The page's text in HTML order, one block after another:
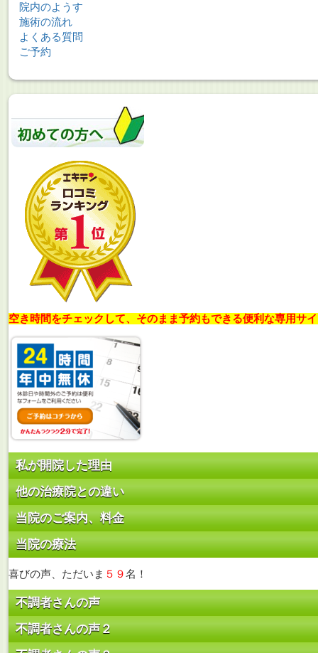
院内のようす
施術の流れ
よくある質問
ご予約
空き時間をチェックして、そのまま予約もできる便利な専用サ
私が開院した理由
他の治療院との違い
当院のご案内、料金
当院の療法
喜びの声、ただいま ５９名！
不調者さんの声
不調者さんの声２